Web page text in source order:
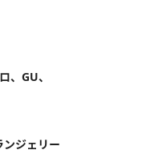
GU、
ンジェリー